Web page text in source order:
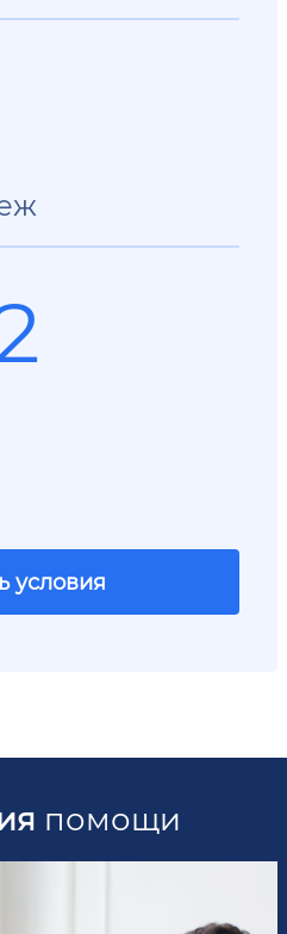
условия
помощи